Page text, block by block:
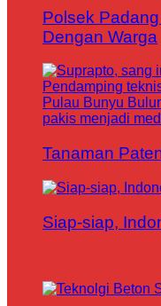
Polsek
Dengan Warga
Tanaman
Siap-siap,